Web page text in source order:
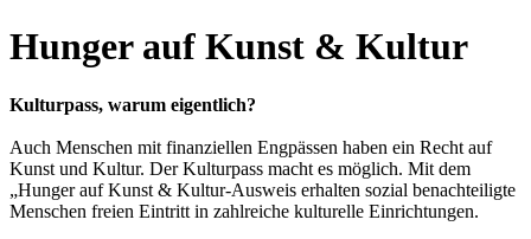
Hunger auf Kunst & Kultur
Kulturpass, warum eigentlich?
Auch Menschen mit finanziellen Engpässen haben ein Recht auf
Kunst und Kultur. Der Kulturpass macht es möglich. Mit dem
„Hunger auf Kunst & Kultur-Ausweis erhalten sozial benachteiligte
Menschen freien Eintritt in zahlreiche kulturelle Einrichtungen.